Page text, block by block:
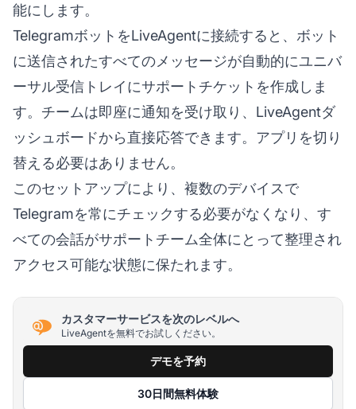
能にします。
TelegramボットをLiveAgentに接続すると、ボット
に送信されたすべてのメッセージが自動的にユニバ
ーサル受信トレイにサポートチケットを作成しま
す。チームは即座に通知を受け取り、LiveAgentダ
ッシュボードから直接応答できます。アプリを切り
替える必要はありません。
このセットアップにより、複数のデバイスで
Telegramを常にチェックする必要がなくなり、す
べての会話がサポートチーム全体にとって整理され
アクセス可能な状態に保たれます。
カスタマーサービスを次のレベルへ
LiveAgentを無料でお試しください。
デモを予約
30日間無料体験